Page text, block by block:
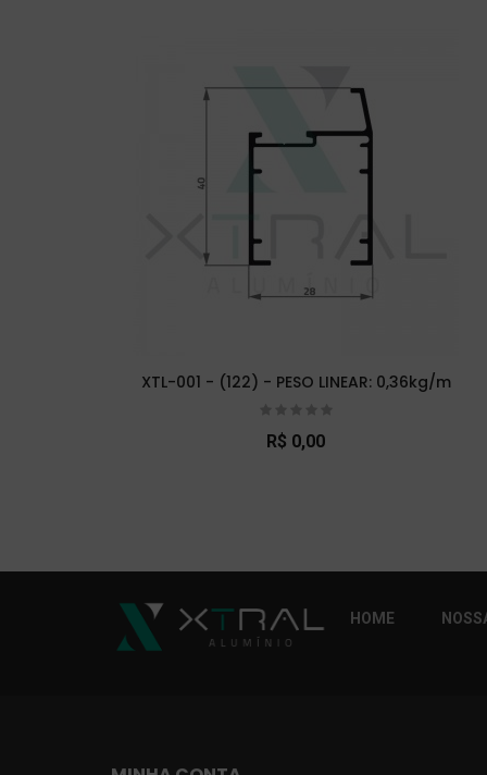
XTL-001 - (122) - PESO LINEAR: 0,36kg/m
R$ 0,00
HOME